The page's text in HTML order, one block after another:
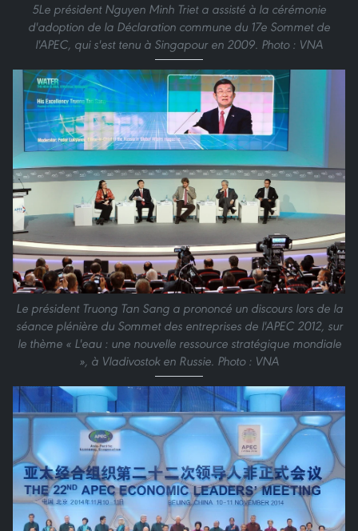
5Le président Nguyen Minh Triet a assisté à la cérémonie
d'adoption de la Déclaration commune du 17e Sommet de
l'APEC, qui s'est tenu à Singapour en 2009. Photo : VNA
Le président Truong Tan Sang a prononcé un discours lors de la
séance plénière du Sommet des entreprises de l'APEC 2012, sur
le thème « L'eau : une nouvelle ressource stratégique mondiale
», à Vladivostok en Russie. Photo : VNA